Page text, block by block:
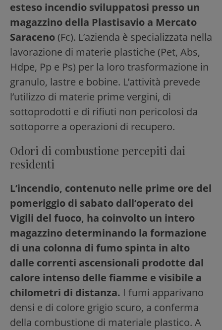
esteso incendio sviluppatosi presso un
magazzino della Plastisavio a Mercato
Saraceno (Fc). L’azienda è specializzata nella
lavorazione di materie plastiche (Pet, Abs,
Hdpe, Pp e Ps) per la loro trasformazione in
granulo, lastre e bobine. L’attività prevede
l’utilizzo di materie prime vergini, di
sottoprodotti e di rifiuti non pericolosi da
sottoporre a operazioni di recupero.
Odori di combustione percepiti dai
residenti
L’incendio, contenuto nelle prime ore del
pomeriggio di sabato dall’operato dei
Vigili del fuoco, ha coinvolto un intero
magazzino determinando la formazione
di una colonna di fumo spinta in alto
dalle correnti ascensionali prodotte dal
calore intenso delle fiamme e visibile a
chilometri di distanza. I fumi apparivano
densi e di colore grigio scuro, a conferma
della combustione di materiale plastico. A